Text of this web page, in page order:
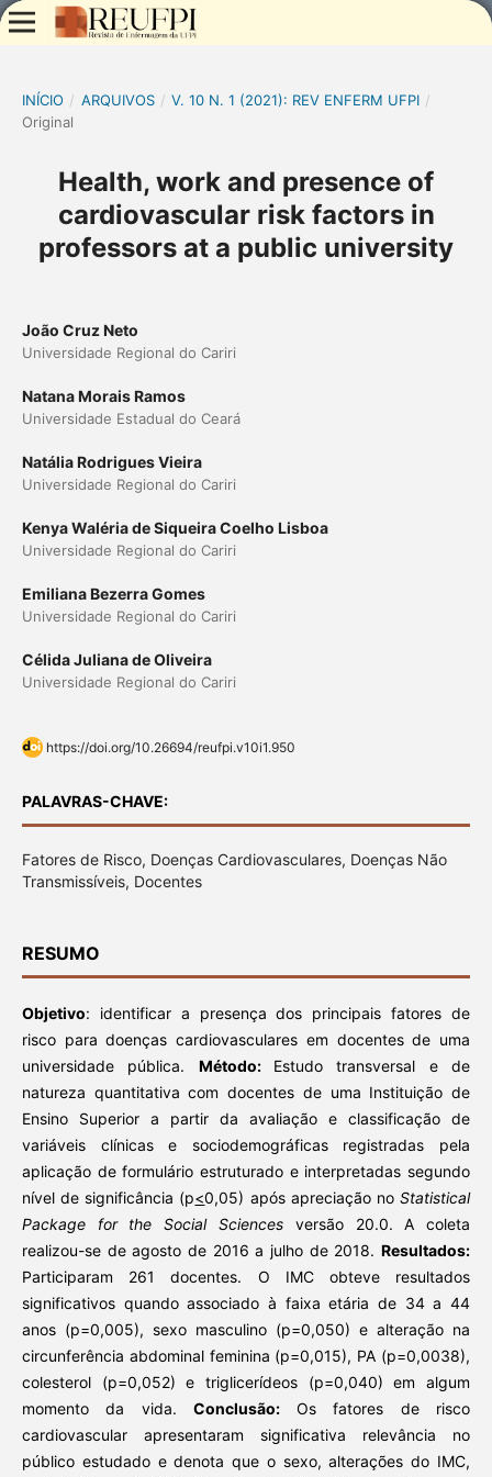
INÍCIO / ARQUIVOS / V. 10 N. 1 (2021): REV ENFERM UFPI /
Original
Health, work and presence of
cardiovascular risk factors in
professors at a public university
João Cruz Neto
Universidade Regional do Cariri
Natana Morais Ramos
Universidade Estadual do Ceará
Natália Rodrigues Vieira
Universidade Regional do Cariri
Kenya Waléria de Siqueira Coelho Lisboa
Universidade Regional do Cariri
Emiliana Bezerra Gomes
Universidade Regional do Cariri
Célida Juliana de Oliveira
Universidade Regional do Cariri
https://doi.org/10.26694/reufpi.v10i1.950
PALAVRAS-CHAVE:
Fatores de Risco, Doenças Cardiovasculares, Doenças Não
Transmissíveis, Docentes
RESUMO
Objetivo: identificar a presença dos principais fatores de
risco para doenças cardiovasculares em docentes de uma
universidade pública. Método: Estudo transversal e de
natureza quantitativa com docentes de uma Instituição de
Ensino Superior a partir da avaliação e classificação de
variáveis clínicas e sociodemográficas registradas pela
aplicação de formulário estruturado e interpretadas segundo
nível de significância (p<0,05) após apreciação noStatistical
Package for the Social Sciences versão 20.0. A coleta
realizou-se de agosto de 2016 a julho de 2018.Resultados:
Participaram 261 docentes. O IMC obteve resultados
significativos quando associado à faixa etária de 34 a 44
anos (p=0,005), sexo masculino (p=0,050) e alteração na
circunferência abdominal feminina (p=0,015), PA (p=0,0038),
colesterol (p=0,052) e triglicerídeos (p=0,040) em algum
momento da vida. Conclusão:Os fatores de risco
cardiovascular apresentaram significativa relevância no
público estudado e denota que o sexo, alterações do IMC,